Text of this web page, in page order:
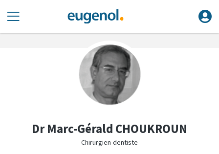
Dr Marc-Gérald CHOUKROUN
Chirurgien-dentiste